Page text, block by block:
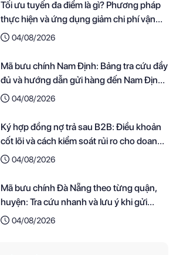
Tối ưu tuyến đa điểm là gì? Phương pháp
thực hiện và ứng dụng giảm chi phí vận
chuyển cho doanh nghiệp
04/08/2026
Mã bưu chính Nam Định: Bảng tra cứu đầy
đủ và hướng dẫn gửi hàng đến Nam Định
nhanh nhất
04/08/2026
Ký hợp đồng nợ trả sau B2B: Điều khoản
cốt lõi và cách kiểm soát rủi ro cho doanh
nghiệp
04/08/2026
Mã bưu chính Đà Nẵng theo từng quận,
huyện: Tra cứu nhanh và lưu ý khi gửi
hàng04/08/2026